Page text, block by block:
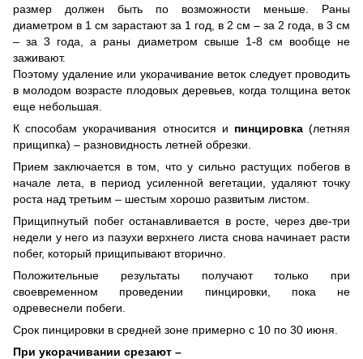
размер должен быть по возможности меньше. Раны
диаметром в 1 см зарастают за 1 год, в 2 см – за 2 года, в 3 см
– за 3 года, а раны диаметром свыше 1-8 см вообще не
заживают.
Поэтому удаление или укорачивание веток следует проводить
в молодом возрасте плодовых деревьев, когда толщина веток
еще небольшая.
К способам укорачивания относится и пинцировка(летняя
прищипка) – разновидность летней обрезки.
Прием заключается в том, что у сильно растущих побегов в
начале лета, в период усиленной вегетации, удаляют точку
роста над третьим – шестым хорошо развитым листом.
Прищипнутый побег останавливается в росте, через две-три
недели у него из пазухи верхнего листа снова начинает расти
побег, который прищипывают вторично.
Положительные результаты получают только при
своевременном проведении пинцировки, пока не
одревеснели побеги.
Срок пинцировки в средней зоне примерно с 10 по 30 июня.
При укорачивании срезают –